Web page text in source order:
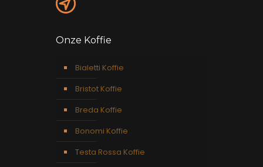
Onze Koffie
Bialetti Koffie
Bristot Koffie
Breda Koffie
Bonomi Koffie
Testa Rossa Koffie